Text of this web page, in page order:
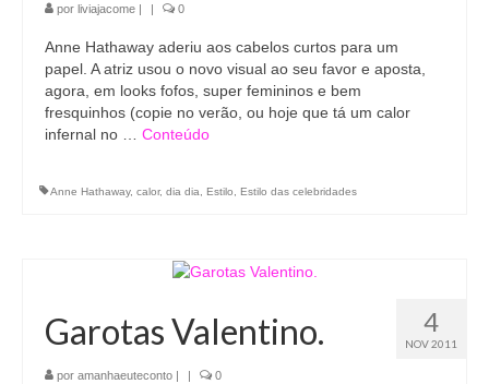
por liviajacome | | 0
Anne Hathaway aderiu aos cabelos curtos para um
papel. A atriz usou o novo visual ao seu favor e aposta,
agora, em looks fofos, super femininos e bem
fresquinhos (copie no verão, ou hoje que tá um calor
infernal no … Conteúdo
Anne Hathaway, calor, dia dia Estilo Estilo das celebridades
4
NOV 2011
Garotas Valentino.
por amanhaeuteconto | | 0